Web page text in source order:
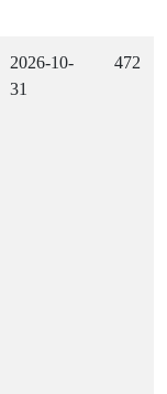
2026-10-
31
472